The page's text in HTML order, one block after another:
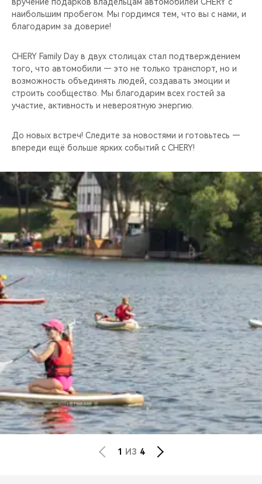
наибольшим пробегом. Мы гордимся тем, что вы с нами, и
благодарим за доверие!
CHERY Family Day в двух столицах стал подтверждением
того, что автомобили — это не только транспорт, но и
возможность объединять людей, создавать эмоции и
строить сообщество. Мы благодарим всех гостей за
участие, активность и невероятную энергию.
До новых встреч! Следите за новостями и готовьтесь —
впереди ещё больше ярких событий с CHERY!
1 ИЗ 4